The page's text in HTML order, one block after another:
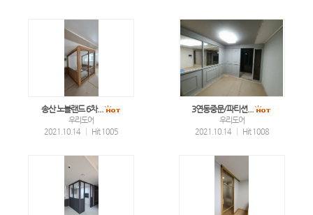
송산 노블랜드 6차...
우리도어
2021.10.14
Hit 1005
3연동중문/파티션...
우리도어
2021.10.14
Hit 1008